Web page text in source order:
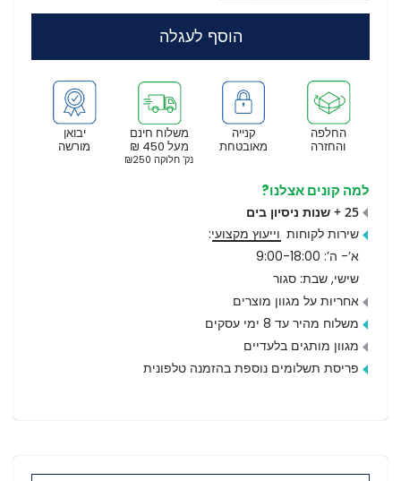
הוסף לעגלה
יבואן
מורשה
משלוח חינם
מעל 450 ₪
נק’ חלוקה ₪250
קנייה
מאובטחת
החלפה
והחזרה
למה קונים אצלנו?
25 + שנות ניסיון בים
שירות לקוחות וייעוץ מקצועי:
א’- ה’: 9:00-18:00
שישי, שבת: סגור
אחריות על מגוון מוצרים
משלוח מהיר עד 8 ימי עסקים
מגוון מותגים בלעדיים
פריסת תשלומים נוספת בהזמנה טלפונית